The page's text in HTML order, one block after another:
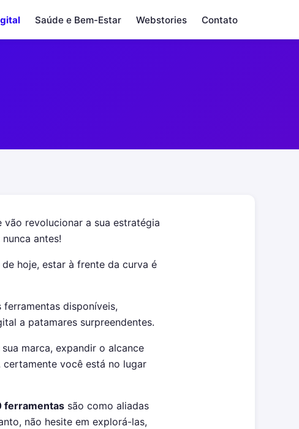
Saúde e Bem-Estar Webstories Contato
vão revolucionar a sua estratégia
antes!
hoje, estar à frente da curva é
ferramentas disponíveis,
a patamares surpreendentes.
marca, expandir o alcance
certamente você está no lugar
ferramentas são como aliadas
não hesite em explorá-las,